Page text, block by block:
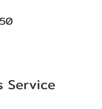
Service